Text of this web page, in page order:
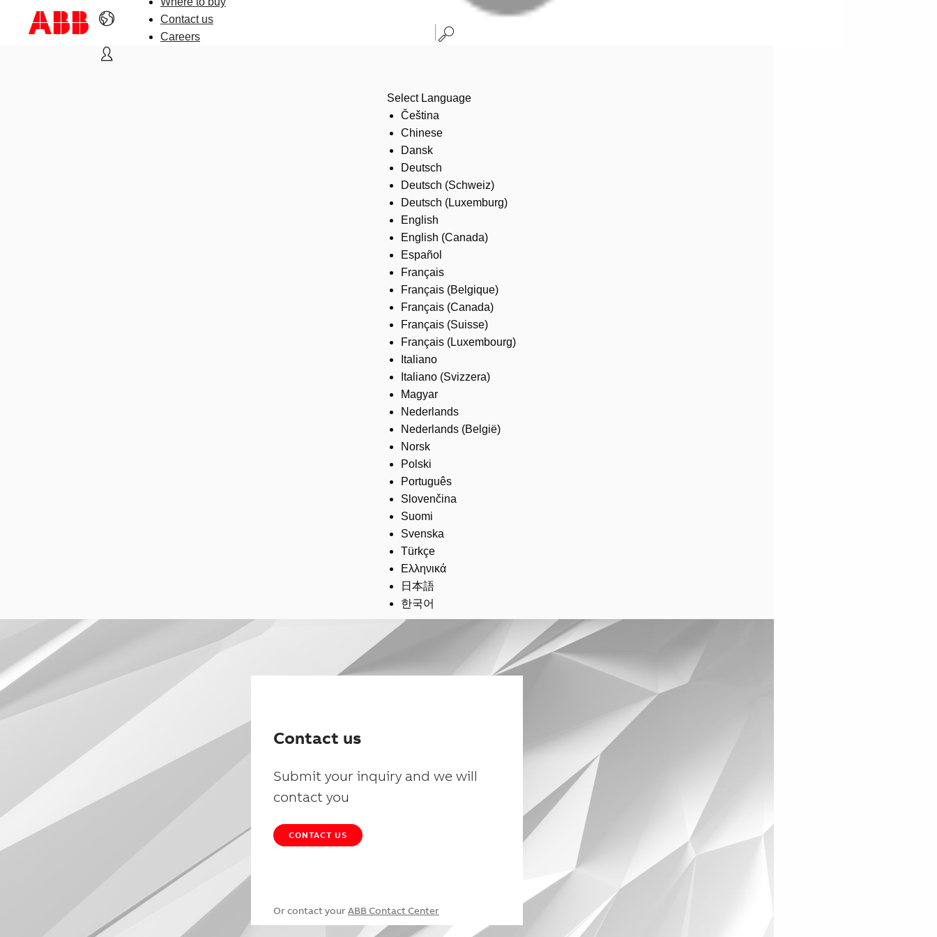
Contact us
Careers
Select Language
Čeština
Chinese
Dansk
Deutsch
Deutsch (Schweiz)
Deutsch (Luxemburg)
English
English (Canada)
Español
Français
Français (Belgique)
Français (Canada)
Français (Suisse)
Français (Luxembourg)
Italiano
Italiano (Svizzera)
Magyar
Nederlands
Nederlands (België)
Norsk
Polski
Português
Slovenčina
Suomi
Svenska
Türkçe
Ελληνικά
日本語
한국어
Contact us
Submit your inquiry and we will
contact you
CONTACT US
Or contact your ABB Contact Center